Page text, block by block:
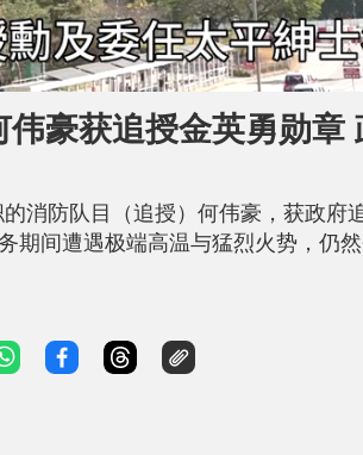
豪获追授金英勇勋章
消防队目（追授）何伟豪，获政府
期间遭遇极端高温与猛烈火势，仍
民的高尚情操，值得市民致以崇高
人员，奉召前往执行救援行动，他